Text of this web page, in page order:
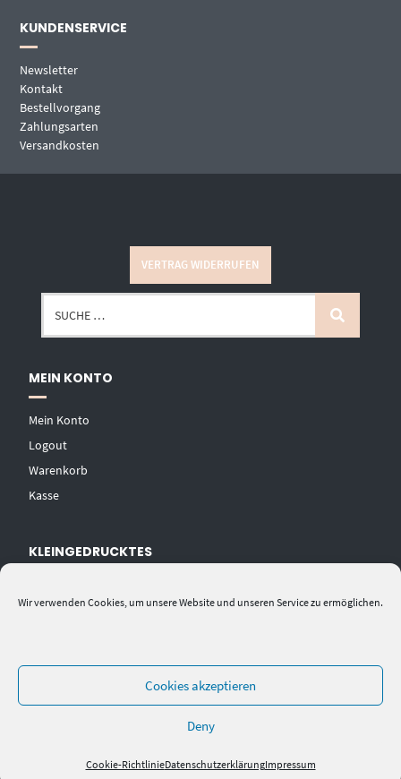
Wir verwenden Cookies, um unsere Website und unseren Service zu ermöglichen.
Cookies akzeptieren
Deny
Cookie-RichtlinieDatenschutzerklärungImpressum
KUNDENSERVICE
Newsletter
Kontakt
Bestellvorgang
Zahlungsarten
Versandkosten
VERTRAG WIDERRUFEN
MEIN KONTO
Mein Konto
Logout
Warenkorb
Kasse
KLEINGEDRUCKTES
Impressum